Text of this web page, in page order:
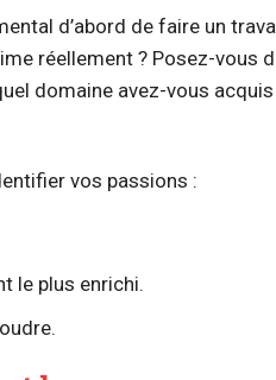
d’abord de faire un
réellement ? Posez-vous
domaine avez-vous
vos passions :
le plus enrichi.